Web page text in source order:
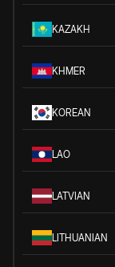
KAZAKH
KHMER
KOREAN
LAO
LATVIAN
LITHUANIAN